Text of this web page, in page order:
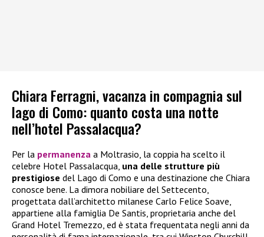
Chiara Ferragni, vacanza in compagnia sul
lago di Como: quanto costa una notte
nell’hotel Passalacqua?
Per la permanenza a Moltrasio, la coppia ha scelto il
celebre Hotel Passalacqua, una delle strutture più
prestigiose del Lago di Como e una destinazione che Chiara
conosce bene. La dimora nobiliare del Settecento,
progettata dall’architetto milanese Carlo Felice Soave,
appartiene alla famiglia De Santis, proprietaria anche del
Grand Hotel Tremezzo, ed è stata frequentata negli anni da